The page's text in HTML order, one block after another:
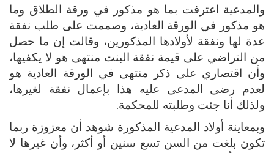
والمدعية اعترفت بما هو مذكور في ورقة الطلاق وما
هو مذكور في الورقة العادية، وصممت على طلب نفقة
عدة لها ونفقة لأولادها المذكورين، وقالت إن ما حصل
من التراضي على قيمة نفقة البنت منتهى هو لا يكفيها،
وأن اقتصاري على ذكر منتهى في الورقة العادية هو
لعدم رضى المدعى عليه هذا بإعمال نفقة لغيرها،
ولذلك أنا جئت وطلبته للمحكمة.
وبمعاينة أولاد المدعية المذكورة شوهد أن معزوزة ربما
تكون بلغت من السن تسع سنين أو أكثر، وأن غيرها لا